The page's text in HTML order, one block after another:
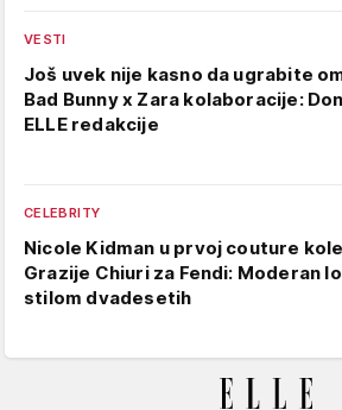
VESTI
Još uvek nije kasno da ugrabite
Bad Bunny x Zara kolaboracije:
ELLE redakcije
CELEBRITY
Nicole Kidman u prvoj couture
Grazije Chiuri za Fendi: Moderan
stilom dvadesetih